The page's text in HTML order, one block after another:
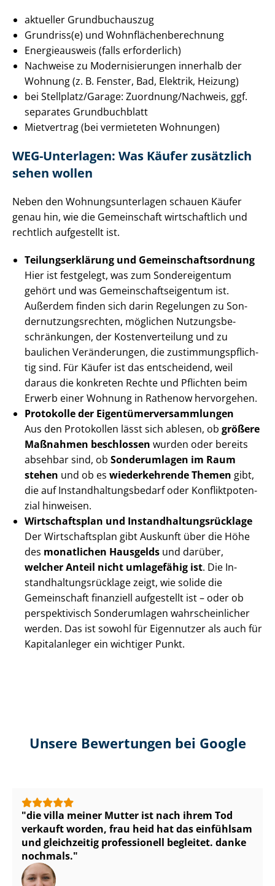
aktueller Grundbuchauszug
Grundriss(e) und Wohn­flä­chen­be­rech­nung
Energieausweis (falls erforderlich)
Nachweise zu Mo­der­ni­sie­run­gen innerhalb der
Wohnung (z. B. Fenster, Bad, Elektrik, Heizung)
bei Stellplatz/Garage: Zuordnung/Nachweis, ggf.
separates Grundbuchblatt
Mietvertrag (bei vermieteten Wohnungen)
WEG-Unterlagen: Was Käufer zusätzlich
sehen wollen
Neben den Woh­nungs­un­ter­la­gen schauen Käufer
genau hin, wie die Gemeinschaft wirtschaftlich und
rechtlich aufgestellt ist.
Tei­lungs­er­klä­rung und Ge­mein­schafts­ord­nung
Hier ist festgelegt, was zum Sondereigentum
gehört und was Ge­mein­schafts­ei­gen­tum ist.
Außerdem finden sich darin Regelungen zu Son­
der­nut­zungs­rech­ten, möglichen Nut­zungs­be­
schrän­kun­gen, der Kos­ten­ver­tei­lung und zu
baulichen Veränderungen, die zu­stim­mungs­pflich­
tig sind. Für Käufer ist das entscheidend, weil
daraus die konkreten Rechte und Pflichten beim
Erwerb einer Wohnung in Rathenow hervorgehen.
Protokolle der Ei­gen­tü­mer­ver­samm­lun­gen
Aus den Protokollen lässt sich ablesen, ob größere
Maßnahmen beschlossen wurden oder bereits
absehbar sind, ob Sonderumlagen im Raum
stehen und ob es wiederkehrende Themen gibt,
die auf In­stand­hal­tungs­be­darf oder Kon­flikt­po­ten­
zi­al hinweisen.
Wirtschaftsplan und In­stand­hal­tungs­rück­la­ge
Der Wirtschaftsplan gibt Auskunft über die Höhe
des monatlichen Hausgelds und darüber,
welcher Anteil nicht umlagefähig ist. Die In­
stand­hal­tungs­rück­la­ge zeigt, wie solide die
Gemeinschaft finanziell aufgestellt ist – oder ob
perspektivisch Sonderumlagen wahr­schein­li­cher
werden. Das ist sowohl für Eigennutzer als auch für
Kapitalanleger ein wichtiger Punkt.
Unsere Bewertungen bei Google
die villa meiner Mutter ist nach ihrem Tod
verkauft worden, frau heid hat das einfühlsam
und gleichzeitig professionell begleitet. danke
nochmals.